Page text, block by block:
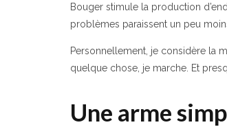
Bouger stimule la production
problèmes paraissent un peu
Personnellement, je considère la
quelque chose, je marche. Et
Une arme